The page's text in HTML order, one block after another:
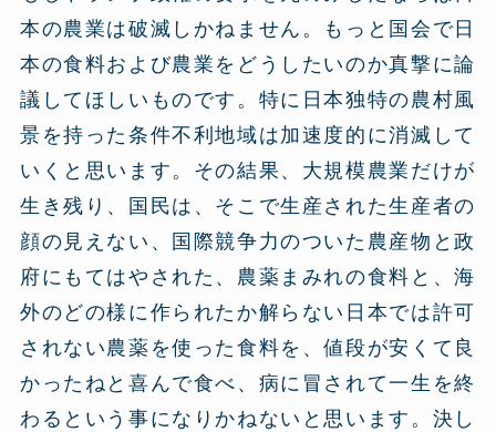
本の農業は破滅しかねません。もっと国会で日
本の食料および農業をどうしたいのか真撃に論
議してほしいものです。特に日本独特の農村風
景を持った条件不利地域は加速度的に消滅して
いくと思います。その結果、大規模農業だけが
生き残り、国民は、そこで生産された生産者の
顔の見えない、国際競争力のついた農産物と政
府にもてはやされた、農薬まみれの食料と、海
外のどの様に作られたか解らない日本では許可
されない農薬を使った食料を、値段が安くて良
かったねと喜んで食べ、病に冒されて一生を終
わるという事になりかねないと思います。決し